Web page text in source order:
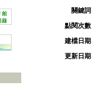
關鍵詞
點閱次數
建檔日期
更新日期